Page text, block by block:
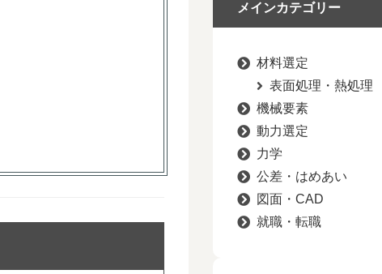
メインカテゴリー
材料選定
表面処理・熱処理
機械要素
動力選定
力学
公差・はめあい
図面・CAD
就職・転職